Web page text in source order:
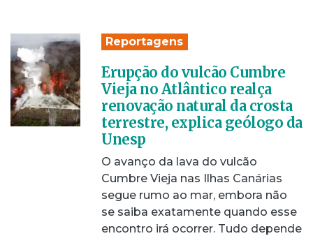
Reportagens
Erupção do vulcão Cumbre
Vieja no Atlântico realça
renovação natural da crosta
terrestre, explica geólogo da
Unesp
O avanço da lava do vulcão
Cumbre Vieja nas Ilhas Canárias
segue rumo ao mar, embora não
se saiba exatamente quando esse
encontro irá ocorrer. Tudo depende